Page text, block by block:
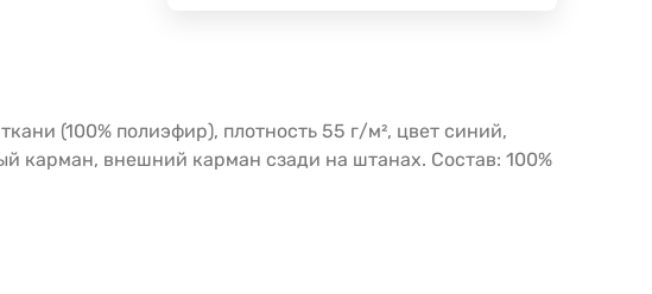
(100% полиэфир), плотность 55 г/м², цвет синий,
карман, внешний карман сзади на штанах. Состав: 100%